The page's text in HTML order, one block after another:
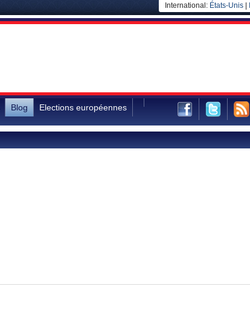
International: États-Unis
Blog Elections européennes